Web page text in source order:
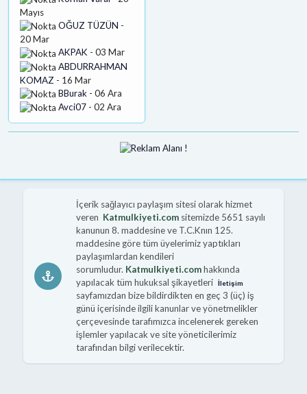
Mayıs
OĞUZ TÜZÜN -
20 Mar
AKPAK - 03 Mar
ABDURRAHMAN
KOMAZ - 16 Mar
BBurak - 06 Ara
Avci07 - 02 Ara
İçerik sağlayıcı paylaşım sitesi olarak hizmet
veren Katmulkiyeti.comsitemizde 5651 sayılı
kanunun 8. maddesine ve T.C.Knın 125.
maddesine göre tüm üyelerimiz yaptıkları
paylaşımlardan kendileri
sorumludur. Katmulkiyeti.comhakkında
yapılacak tüm hukuksal şikayetleri İletişim
sayfamızdan bize bildirdikten en geç 3 (üç) iş
günü içerisinde ilgili kanunlar ve yönetmelikler
çerçevesinde tarafımızca incelenerek gereken
işlemler yapılacak ve site yöneticilerimiz
tarafından bilgi verilecektir.